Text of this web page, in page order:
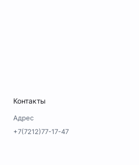
Контакты
Адрес
+7(7212)77-17-47